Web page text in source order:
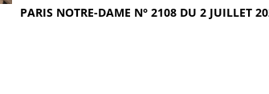
PARIS NOTRE-DAME N° 2108 DU 2 JUILLET